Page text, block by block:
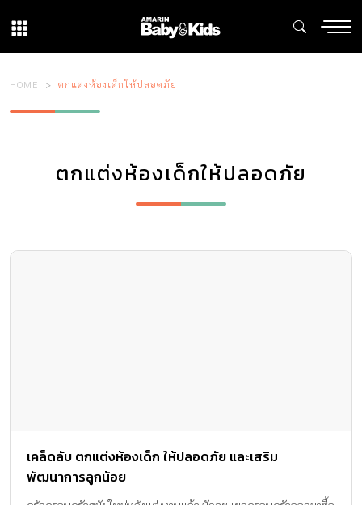
HOME ตกแต่งห้องเด็กให้ปลอดภัย
ตกแต่งห้องเด็กให้ปลอดภัย
เคล็ดลับ ตกแต่งห้องเด็ก ให้ปลอดภัย และเสริม
พัฒนาการลูกน้อย